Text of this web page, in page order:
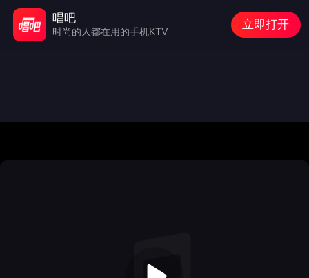
唱吧
时尚的人都在用的手机KTV
立即打开